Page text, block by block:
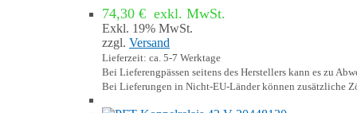
74,30 € exkl. MwSt.
Exkl. 19% MwSt.
zzgl. Versand
Lieferzeit: ca. 5-7 Werktage
Bei Lieferengpässen seitens des Herstellers kann es zu
Bei Lieferungen in Nicht-EU-Länder können zusätzliche